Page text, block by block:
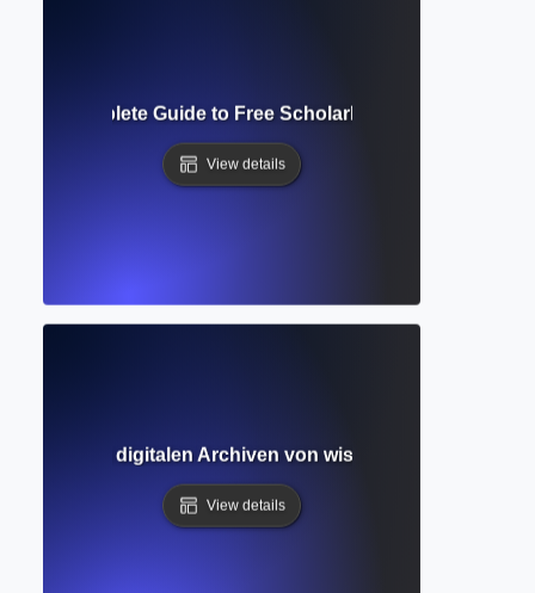
Complete Guide to Free Scholarly Search and
View details
zu digitalen Archiven von wissenschaftlichen
View details